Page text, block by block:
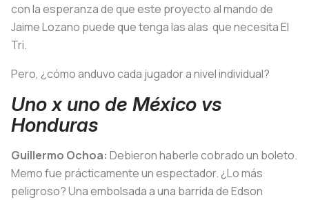
con la esperanza de que este proyecto al mando de
Jaime Lozano puede que tenga las alas que necesita El
Tri.
Pero, ¿cómo anduvo cada jugador a nivel individual?
Uno x uno de México vs
Honduras
Guillermo Ochoa: Debieron haberle cobrado un boleto.
Memo fue prácticamente un espectador. ¿Lo más
peligroso? Una embolsada a una barrida de Edson